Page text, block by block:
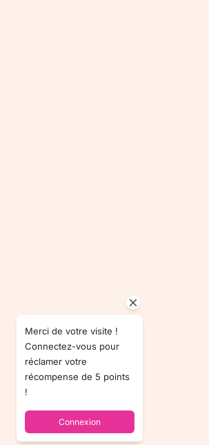
Merci de votre visite !
Connectez-vous pour
réclamer votre
récompense de 5 points
!
Connexion